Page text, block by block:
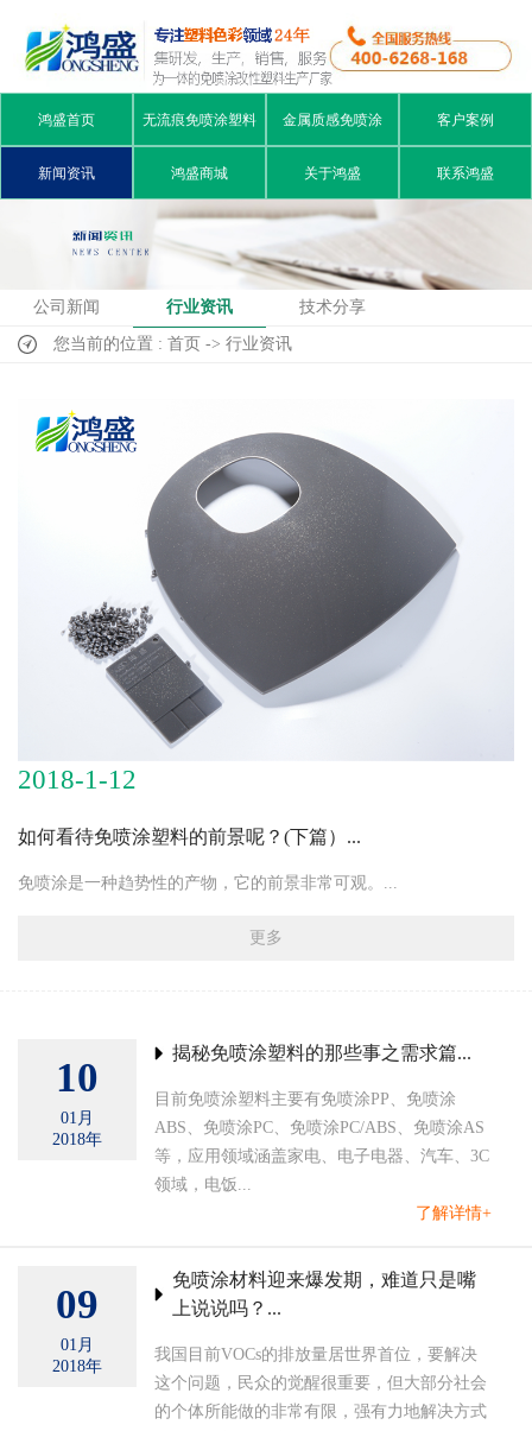
鸿盛首页 无流痕免喷涂塑料 金属质感免喷涂 客户案例
新闻资讯 鸿盛商城 关于鸿盛 联系鸿盛
公司新闻 行业资讯 技术分享
您当前的位置 : 首页 -> 行业资讯
2018-1-12
如何看待免喷涂塑料的前景呢？(下篇）...
免喷涂是一种趋势性的产物，它的前景非常可观。...
更多
10
01月
2018年
揭秘免喷涂塑料的那些事之需求篇...
目前免喷涂塑料主要有免喷涂PP、免喷涂
ABS、免喷涂PC、免喷涂PC/ABS、免喷涂AS
等，应用领域涵盖家电、电子电器、汽车、3C
领域，电饭...
了解详情+
09
01月
2018年
免喷涂材料迎来爆发期，难道只是嘴
上说说吗？...
我国目前VOCs的排放量居世界首位，要解决
这个问题，民众的觉醒很重要，但大部分社会
的个体所能做的非常有限，强有力地解决方式